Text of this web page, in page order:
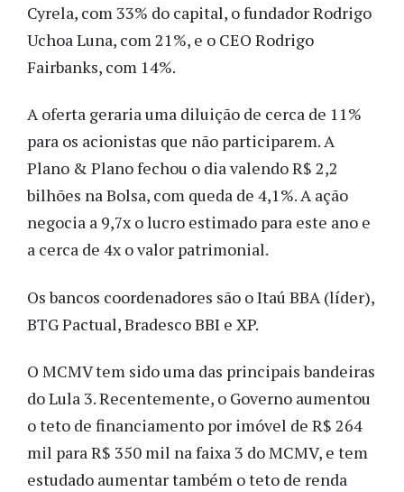
Cyrela, com 33% do capital, o fundador Rodrigo
Uchoa Luna, com 21%, e o CEO Rodrigo
Fairbanks, com 14%.
A oferta geraria uma diluição de cerca de 11%
para os acionistas que não participarem. A
Plano & Plano fechou o dia valendo R$ 2,2
bilhões na Bolsa, com queda de 4,1%. A ação
negocia a 9,7x o lucro estimado para este ano e
a cerca de 4x o valor patrimonial.
Os bancos coordenadores são o Itaú BBA (líder),
BTG Pactual, Bradesco BBI e XP.
O MCMV tem sido uma das principais bandeiras
do Lula 3. Recentemente, o Governo aumentou
o teto de financiamento por imóvel de R$ 264
mil para R$ 350 mil na faixa 3 do MCMV, e tem
estudado aumentar também o teto de renda